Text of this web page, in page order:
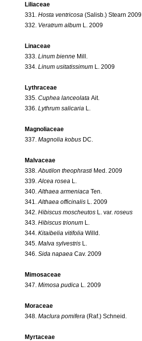
Liliaceae
331. Hosta ventricosa (Salisb.) Stearn 2009
332. Veratrum album L. 2009
Linaceae
333. Linum bienne Mill.
334. Linum usitatissimum L. 2009
Lythraceae
335. Cuphea lanceolata Ait.
336. Lythrum salicaria L.
Magnoliaceae
337. Magnolia kobus DC.
Malvaceae
338.Abutilon theophrasti Med. 2009
339.Alcea rosea L.
340.Althaea armeniaca Ten.
341.Althaea officinalis L. 2009
342. Hibiscus moscheutos L. var. roseus
343. Hibiscus trionum L.
344. Kitaibelia vitifolia Willd.
345. Malva sylvestris L.
346. Sida napaea Cav. 2009
Mimosaceae
347. Mimosa pudica L. 2009
Moraceae
348. Maclura pomifera (Raf.) Schneid.
Myrtaceae